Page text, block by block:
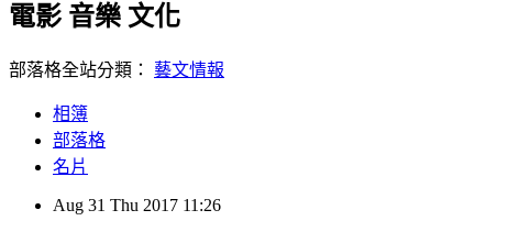
電影 音樂 文化
部落格全站分類： 藝文情報
相簿
部落格
名片
Aug 31 Thu 2017 11:26